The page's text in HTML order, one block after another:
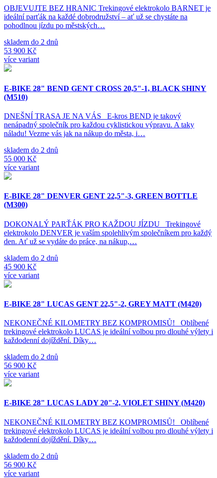
OBJEVUJTE BEZ HRANIC Trekingové elektrokolo BARNET je
ideální parťák na každé dobrodružství – ať už se chystáte na
pohodlnou jízdu po městských…
skladem do 2 dnů
53 900 Kč
více variant
E-BIKE 28" BEND GENT CROSS 20,5"-1, BLACK SHINY
(M510)
DNEŠNÍ TRASA JE NA VÁS E-kros BEND je takový
nenápadný společník pro každou cyklistickou výpravu. A taky
náladu! Vezme vás jak na nákup do města, i…
skladem do 2 dnů
55 000 Kč
více variant
E-BIKE 28" DENVER GENT 22,5"-3, GREEN BOTTLE
(M300)
DOKONALÝ PARŤÁK PRO KAŽDOU JÍZDU Trekingové
elektrokolo DENVER je vaším spolehlivým společníkem pro každý
den. Ať už se vydáte do práce, na nákup,…
skladem do 2 dnů
45 900 Kč
více variant
E-BIKE 28" LUCAS GENT 22,5"-2, GREY MATT (M420)
NEKONEČNÉ KILOMETRY BEZ KOMPROMISŮ! Oblíbené
trekingové elektrokolo LUCAS je ideální volbou pro dlouhé výlety i
každodenní dojíždění. Díky…
skladem do 2 dnů
56 900 Kč
více variant
E-BIKE 28" LUCAS LADY 20"-2, VIOLET SHINY (M420)
NEKONEČNÉ KILOMETRY BEZ KOMPROMISŮ! Oblíbené
trekingové elektrokolo LUCAS je ideální volbou pro dlouhé výlety i
každodenní dojíždění. Díky…
skladem do 2 dnů
56 900 Kč
více variant